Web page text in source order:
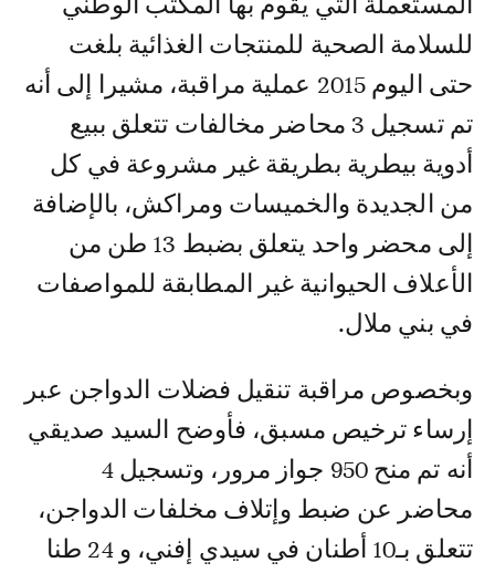
المستعملة التي يقوم بها المكتب الوطني
للسلامة الصحية للمنتجات الغذائية بلغت
حتى اليوم 2015 عملية مراقبة، مشيرا إلى أنه
تم تسجيل 3 محاضر مخالفات تتعلق ببيع
أدوية بيطرية بطريقة غير مشروعة في كل
من الجديدة والخميسات ومراكش، بالإضافة
إلى محضر واحد يتعلق بضبط 13 طن من
الأعلاف الحيوانية غير المطابقة للمواصفات
في بني ملال.
وبخصوص مراقبة تنقيل فضلات الدواجن عبر
إرساء ترخيص مسبق، فأوضح السيد صديقي
أنه تم منح 950 جواز مرور، وتسجيل 4
محاضر عن ضبط وإتلاف مخلفات الدواجن،
تتعلق بـ10 أطنان في سيدي إفني، و 24 طنا